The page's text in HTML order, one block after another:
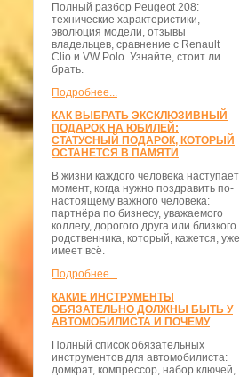
Полный разбор Peugeot 208:
технические характеристики,
эволюция модели, отзывы
владельцев, сравнение с Renault
Clio и VW Polo. Узнайте, стоит ли
брать.
Подробнее...
КАК ВЫБРАТЬ ЭКСКЛЮЗИВНЫЙ
ПОДАРОК НА ЮБИЛЕЙ:
СТАТУСНЫЙ ПОДАРОК, КОТОРЫЙ
ОСТАНЕТСЯ В ПАМЯТИ
В жизни каждого человека наступает
момент, когда нужно поздравить по-
настоящему важного человека:
партнёра по бизнесу, уважаемого
коллегу, дорогого друга или близкого
родственника, который, кажется, уже
имеет всё.
Подробнее...
КАКИЕ ИНСТРУМЕНТЫ
ОБЯЗАТЕЛЬНО ДОЛЖНЫ БЫТЬ У
АВТОМОБИЛИСТА И ПОЧЕМУ
Полный список обязательных
инструментов для автомобилиста:
домкрат, компрессор, набор ключей,